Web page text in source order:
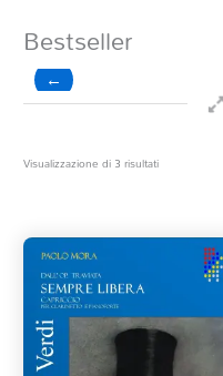
Bestseller
←
Clarinetto basso
Composizioni originali
Natale
QR base
QR esecuzione
Visualizzazione di 3 risultatiOrdina
in